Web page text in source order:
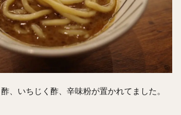
、いちじく酢、辛味粉が置かれてました。